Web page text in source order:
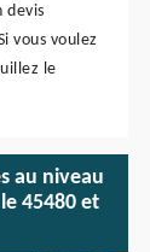
devis
vous voulez
le
au niveau
45480 et